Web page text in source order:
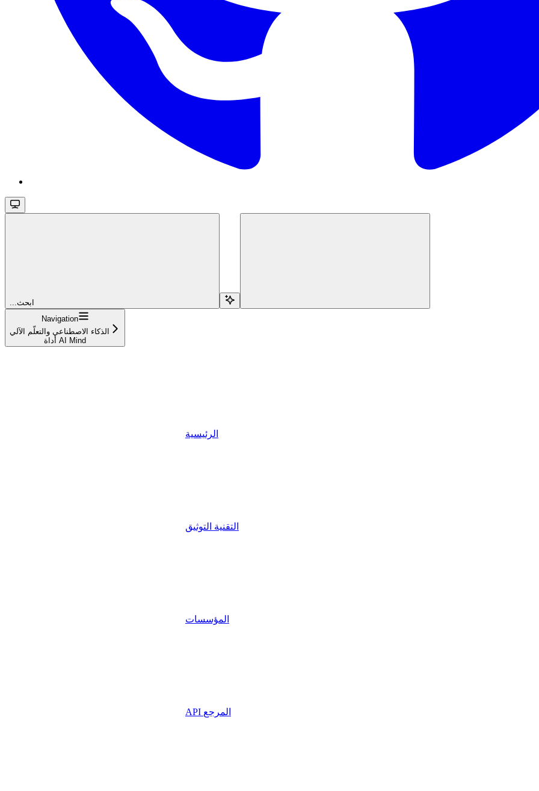
...ابحث
Navigation
الذكاء الاصطناعي والتعلّم الآلي
أداة AI Mind
الرئيسية
التقنية التوثيق
المؤسسات
API المرجع